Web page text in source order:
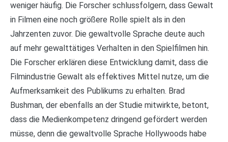
weniger häufig. Die Forscher schlussfolgern, dass Gewalt
in Filmen eine noch größere Rolle spielt als in den
Jahrzenten zuvor. Die gewaltvolle Sprache deute auch
auf mehr gewalttätiges Verhalten in den Spielfilmen hin.
Die Forscher erklären diese Entwicklung damit, dass die
Filmindustrie Gewalt als effektives Mittel nutze, um die
Aufmerksamkeit des Publikums zu erhalten. Brad
Bushman, der ebenfalls an der Studie mitwirkte, betont,
dass die Medienkompetenz dringend gefördert werden
müsse, denn die gewaltvolle Sprache Hollywoods habe